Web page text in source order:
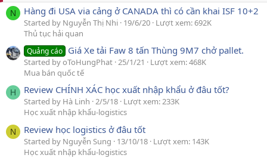
N Hàng đi USA via cảng ở CANADA thì có cần khai ISF 10+2
Started by Nguyễn Thị Nhi 19/6/20 Lượt xem: 692K
Thủ tục hải quan
Quảng cáo Giá Xe tải Faw 8 tấn Thùng 9M7 chở pallet.
Started by oToHungPhat 25/1/21
Lượt xem: 468K
Mua bán quốc tế
H Review CHÍNH XÁC học xuất nhập khẩu ở đâu tốt?
Started by Hà Linh 2/5/18 Lượt xem: 233K
Học xuất nhập khẩu-logistics
N Review học logistics ở đâu tốt
Started by Nguyễn Sung 13/10/18 Lượt xem: 143K
Học xuất nhập khẩu-logistics